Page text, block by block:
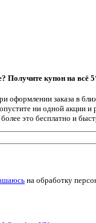
Получите купон на всё
оформлении заказа в
ни одной акции и
это бесплатно и
на обработку